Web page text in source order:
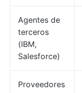
Agentes de
terceros
(IBM,
Salesforce)
Proveedores